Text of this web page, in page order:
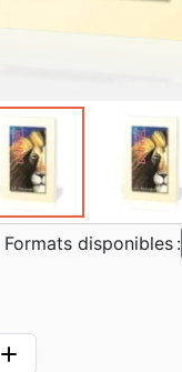
Formats disponibles :
add